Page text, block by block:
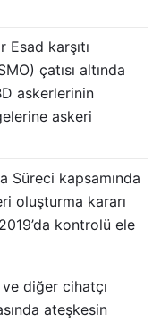
Esad karşıtı
çatısı altında
askerlerinin
askeri
Süreci kapsamında
oluşturma kararı
kontrolü ele
diğer cihatçı
ateşkesin